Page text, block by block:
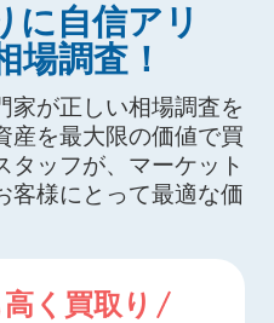
に自信アリ
場調査！
家が正しい相場調査を
産を最大限の価値で買
タッフが、マーケット
客様にとって最適な価
く買取り